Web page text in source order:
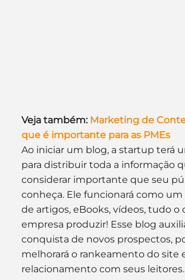
Veja também: Marketing de
que é importante para as PMEs
Ao iniciar um blog, a startup terá
para distribuir toda a informação
considerar importante que seu
conheça. Ele funcionará como
de artigos, eBooks, vídeos, tudo o
empresa produzir! Esse blog
conquista de novos prospectos,
melhorará o rankeamento do site
relacionamento com seus